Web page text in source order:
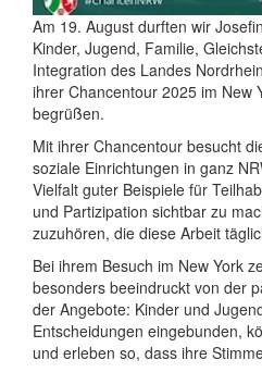
Am 19. August durften wir
Kinder, Jugend, Familie,
Integration des Landes
ihrer Chancentour 2025 im New
begrüßen.
Mit ihrer Chancentour besucht
soziale Einrichtungen in ganz
Vielfalt guter Beispiele für
und Partizipation sichtbar zu
zuzuhören, die diese Arbeit
Bei ihrem Besuch im New York
besonders beeindruckt von der
der Angebote: Kinder und
Entscheidungen eingebunden,
und erleben so, dass ihre